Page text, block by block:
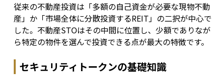
従来の不動産投資は「多額の自己資金が必要な現物不動
産」か「市場全体に分散投資するREIT」の二択が中心で
した。不動産STOはその中間に位置し、少額でありなが
ら特定の物件を選んで投資できる点が最大の特徴です。
セキュリティトークンの基礎知識